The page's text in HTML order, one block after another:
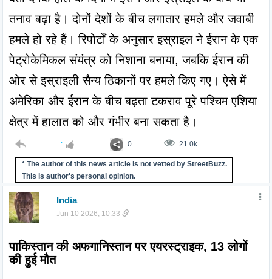
तनाव बढ़ा है। दोनों देशों के बीच लगातार हमले और जवाबी
हमले हो रहे हैं। रिपोर्टों के अनुसार इस्राइल ने ईरान के एक
पेट्रोकेमिकल संयंत्र को निशाना बनाया, जबकि ईरान की
ओर से इस्राइली सैन्य ठिकानों पर हमले किए गए। ऐसे में
अमेरिका और ईरान के बीच बढ़ता टकराव पूरे पश्चिम एशिया
क्षेत्र में हालात को और गंभीर बना सकता है।
: 0 21.0k
* The author of this news article is not vetted by StreetBuzz.
This is author's personal opinion.
India
Jun 10 2026, 10:33
पाकिस्तान की अफगानिस्तान पर एयरस्ट्राइक, 13 लोगों
की हुई मौत